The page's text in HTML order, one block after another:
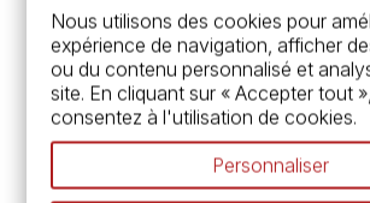
Services
Carte fidélité &
Chèque cadeau, bon
Devis & bon de
Pass culture - mode
Nos promotions en
Espace conseils
Nous utilisons des cookies pour
expérience de navigation, afficher
ou du contenu personnalisé et
site. En cliquant sur « Accepter tout
consentez à l'utilisation de cookies.
Personnaliser